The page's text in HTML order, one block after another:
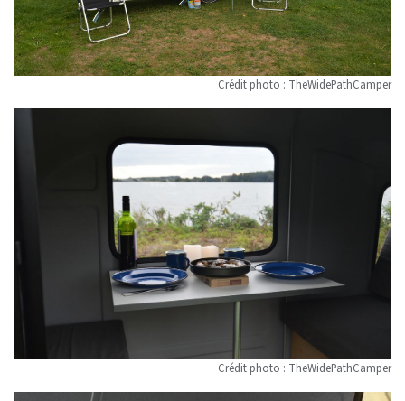
Crédit photo : TheWidePathCamper
Crédit photo : TheWidePathCamper